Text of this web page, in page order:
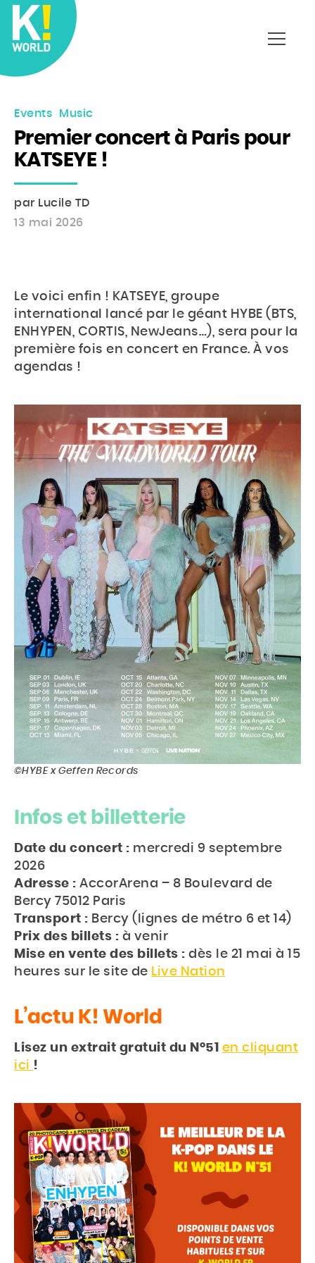
Accueil
Actu
Events Music
Premier concert à Paris pour
KATSEYE !
par Lucile TD
13 mai 2026
Le voici enfin ! KATSEYE, groupe
international lancé par le géant HYBE (BTS,
ENHYPEN, CORTIS, NewJeans…), sera pour la
première fois en concert en France. À vos
agendas !
©HYBE x Geffen Records
Infos et billetterie
Date du concert : mercredi 9 septembre
2026
Adresse : AccorArena – 8 Boulevard de
Bercy 75012 Paris
Transport : Bercy (lignes de métro 6 et 14)
Prix des billets : à venir
Mise en vente des billets : dès le 21 mai à 15
heures sur le site de Live Nation
L’actu K! World
Lisez un extrait gratuit du N°51 en cliquant
ici !